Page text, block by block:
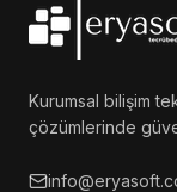
Kurumsal bilişim
çözümlerinde